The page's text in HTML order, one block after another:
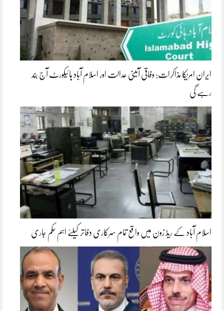
ایران امریکا مذاکرات: وفاقی آئینی عدالت اور اسلام آباد ہائیکورٹ آج بند
رہے گی
اسلام آباد کے ریڈ زون میں واقع تمام سرکاری دفاتر کیلئے اہم حکم جاری